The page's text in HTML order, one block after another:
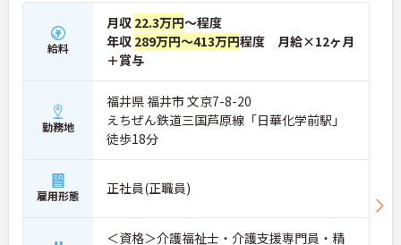
給料
月収 22.3万円～程度
年収 289万円～413万円程度 月給×12ヶ月
＋賞与
勤務地
福井県 福井市 文京7-8-20
えちぜん鉄道三国芦原線「日華化学前駅」
徒歩18分
雇用形態 正社員(正職員)
＜資格＞介護福祉士・介護支援専門員・精